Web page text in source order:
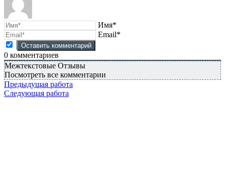
Имя*
Email*
0 комментариев
Межтекстовые Отзывы
Посмотреть все комментарии
Предыдущая работа
Следующая работа